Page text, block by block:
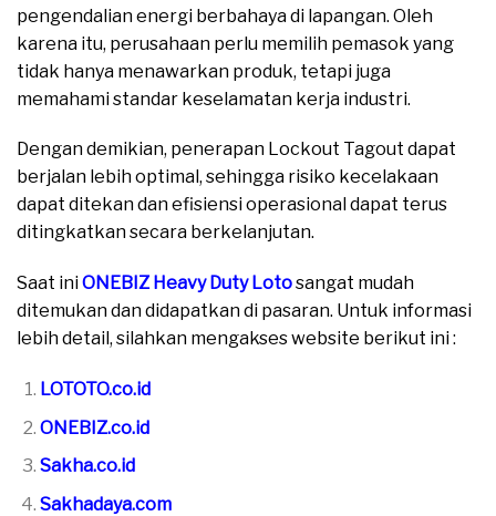
pengendalian energi berbahaya di lapangan. Oleh
karena itu, perusahaan perlu memilih pemasok yang
tidak hanya menawarkan produk, tetapi juga
memahami standar keselamatan kerja industri.
Dengan demikian, penerapan Lockout Tagout dapat
berjalan lebih optimal, sehingga risiko kecelakaan
dapat ditekan dan efisiensi operasional dapat terus
ditingkatkan secara berkelanjutan.
Saat iniONEBIZ Heavy Duty Lotosangat mudah
ditemukan dan didapatkan di pasaran. Untuk informasi
lebih detail, silahkan mengakses website berikut ini :
LOTOTO.co.id
ONEBIZ.co.id
Sakha.co.id
Sakhadaya.com